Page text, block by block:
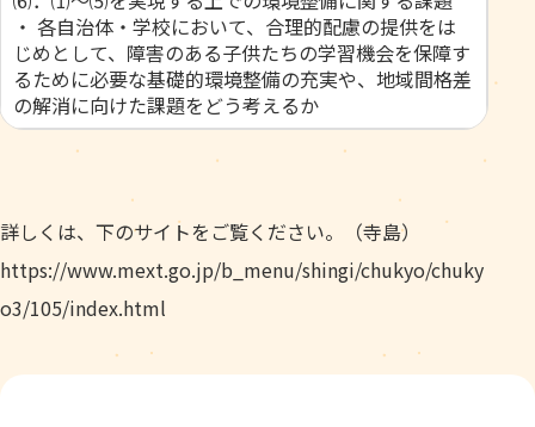
・ 各自治体・学校において、合理的配慮の提供をは
じめとして、障害のある子供たちの学習機会を保障す
るために必要な基礎的環境整備の充実や、地域間格差
の解消に向けた課題をどう考えるか
詳しくは、下のサイトをご覧ください。（寺島）
https://www.mext.go.jp/b_menu/shingi/chukyo/chuky
o3/105/index.html